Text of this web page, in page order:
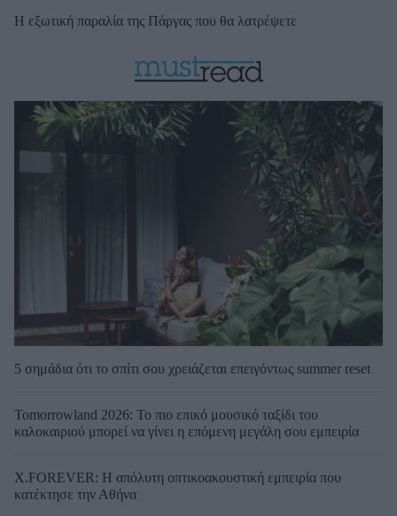
Η εξωτική παραλία της Πάργας που θα λατρέψετε
5 σημάδια ότι το σπίτι σου χρειάζεται επειγόντως summer reset
Tomorrowland 2026: Το πιο επικό μουσικό ταξίδι του
καλοκαιριού μπορεί να γίνει η επόμενη μεγάλη σου εμπειρία
X.FOREVER: Η απόλυτη οπτικοακουστική εμπειρία που
κατέκτησε την Αθήνα